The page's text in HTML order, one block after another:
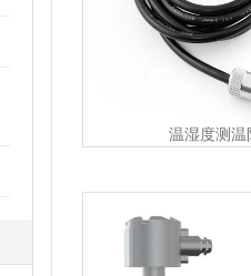
温湿度测温